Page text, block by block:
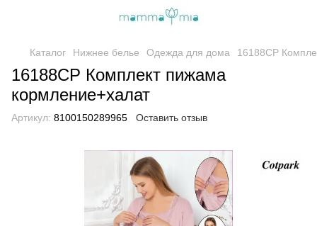
Каталог Нижнее белье Одежда для дома 16188CP
16188CP Комплект пижама
кормление+халат
Артикул: 8100150289965 Оставить отзыв